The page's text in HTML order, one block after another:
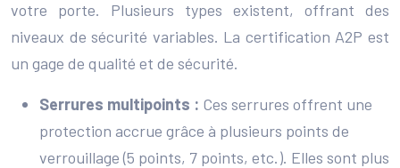
votre porte. Plusieurs types existent, offrant des
niveaux de sécurité variables. La certification A2P est
un gage de qualité et de sécurité.
Serrures multipoints : Ces serrures offrent une
protection accrue grâce à plusieurs points de
verrouillage (5 points, 7 points, etc.). Elles sont plus